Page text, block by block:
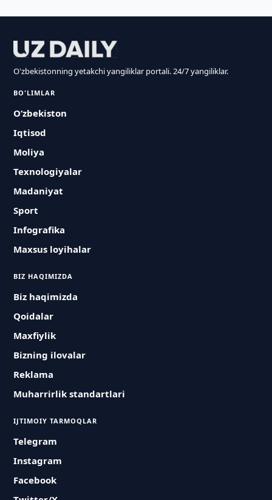
O'zbekistonning yetakchi yangiliklar portali. 24/7 yangiliklar.
BO'LIMLAR
O‘zbekiston
Iqtisod
Moliya
Texnologiyalar
Madaniyat
Sport
Infografika
Maxsus loyihalar
BIZ HAQIMIZDA
Biz haqimizda
Qoidalar
Maxfiylik
Bizning ilovalar
Reklama
Muharrirlik standartlari
IJTIMOIY TARMOQLAR
Telegram
Instagram
Facebook